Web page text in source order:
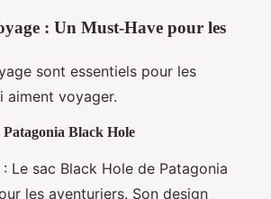
: Un Must-Have pour les
sont essentiels pour les
aiment voyager.
Black Hole
: Le sac Black Hole de Patagonia
les aventuriers. Son design